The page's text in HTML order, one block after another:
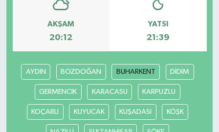
AKŞAM
20:12
YATSI
21:39
AYDIN BOZDOĞAN BUHARKENT DİDİM
GERMENCİK KARACASU KARPUZLU
KOÇARLI KUYUCAK KUŞADASI KÖŞK